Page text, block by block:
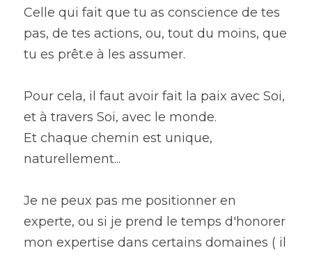
Celle qui fait que tu as conscience de tes
pas, de tes actions, ou, tout du moins, que
tu es prêt.e à les assumer.
Pour cela, il faut avoir fait la paix avec Soi,
et à travers Soi, avec le monde.
Et chaque chemin est unique,
naturellement...
Je ne peux pas me positionner en
experte, ou si je prend le temps d'honorer
mon expertise dans certains domaines ( il